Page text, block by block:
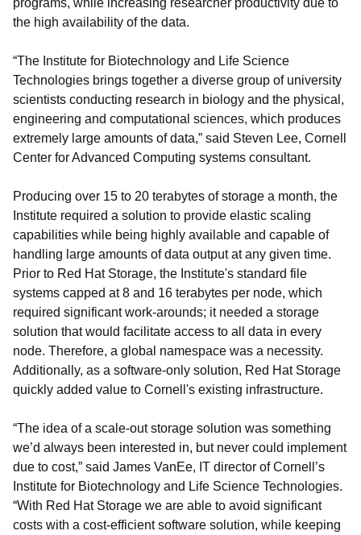
programs, while increasing researcher productivity due to
the high availability of the data.
“The Institute for Biotechnology and Life Science
Technologies brings together a diverse group of university
scientists conducting research in biology and the physical,
engineering and computational sciences, which produces
extremely large amounts of data,” said Steven Lee, Cornell
Center for Advanced Computing systems consultant.
Producing over 15 to 20 terabytes of storage a month, the
Institute required a solution to provide elastic scaling
capabilities while being highly available and capable of
handling large amounts of data output at any given time.
Prior to Red Hat Storage, the Institute's standard file
systems capped at 8 and 16 terabytes per node, which
required significant work-arounds; it needed a storage
solution that would facilitate access to all data in every
node. Therefore, a global namespace was a necessity.
Additionally, as a software-only solution, Red Hat Storage
quickly added value to Cornell's existing infrastructure.
“The idea of a scale-out storage solution was something
we’d always been interested in, but never could implement
due to cost,” said James VanEe, IT director of Cornell’s
Institute for Biotechnology and Life Science Technologies.
“With Red Hat Storage we are able to avoid significant
costs with a cost-efficient software solution, while keeping